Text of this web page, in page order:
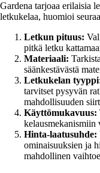
Gardena tarjoaa erilaisia
letkukelaa, huomioi
Letkun pituus:
pitkä letku
Materiaali:
säänkestävästä
Letkukelan
tarvitset pysyvän
mahdollisuuden
Käyttömukavuus:
kelausmekanismiin
Hinta-laatusuhde:
ominaisuuksien ja
mahdollinen